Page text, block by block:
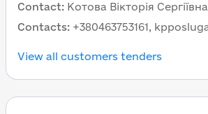
Contact: Котова Вікторія Сергіївна
Contacts: +380463753161,
View all customers tenders